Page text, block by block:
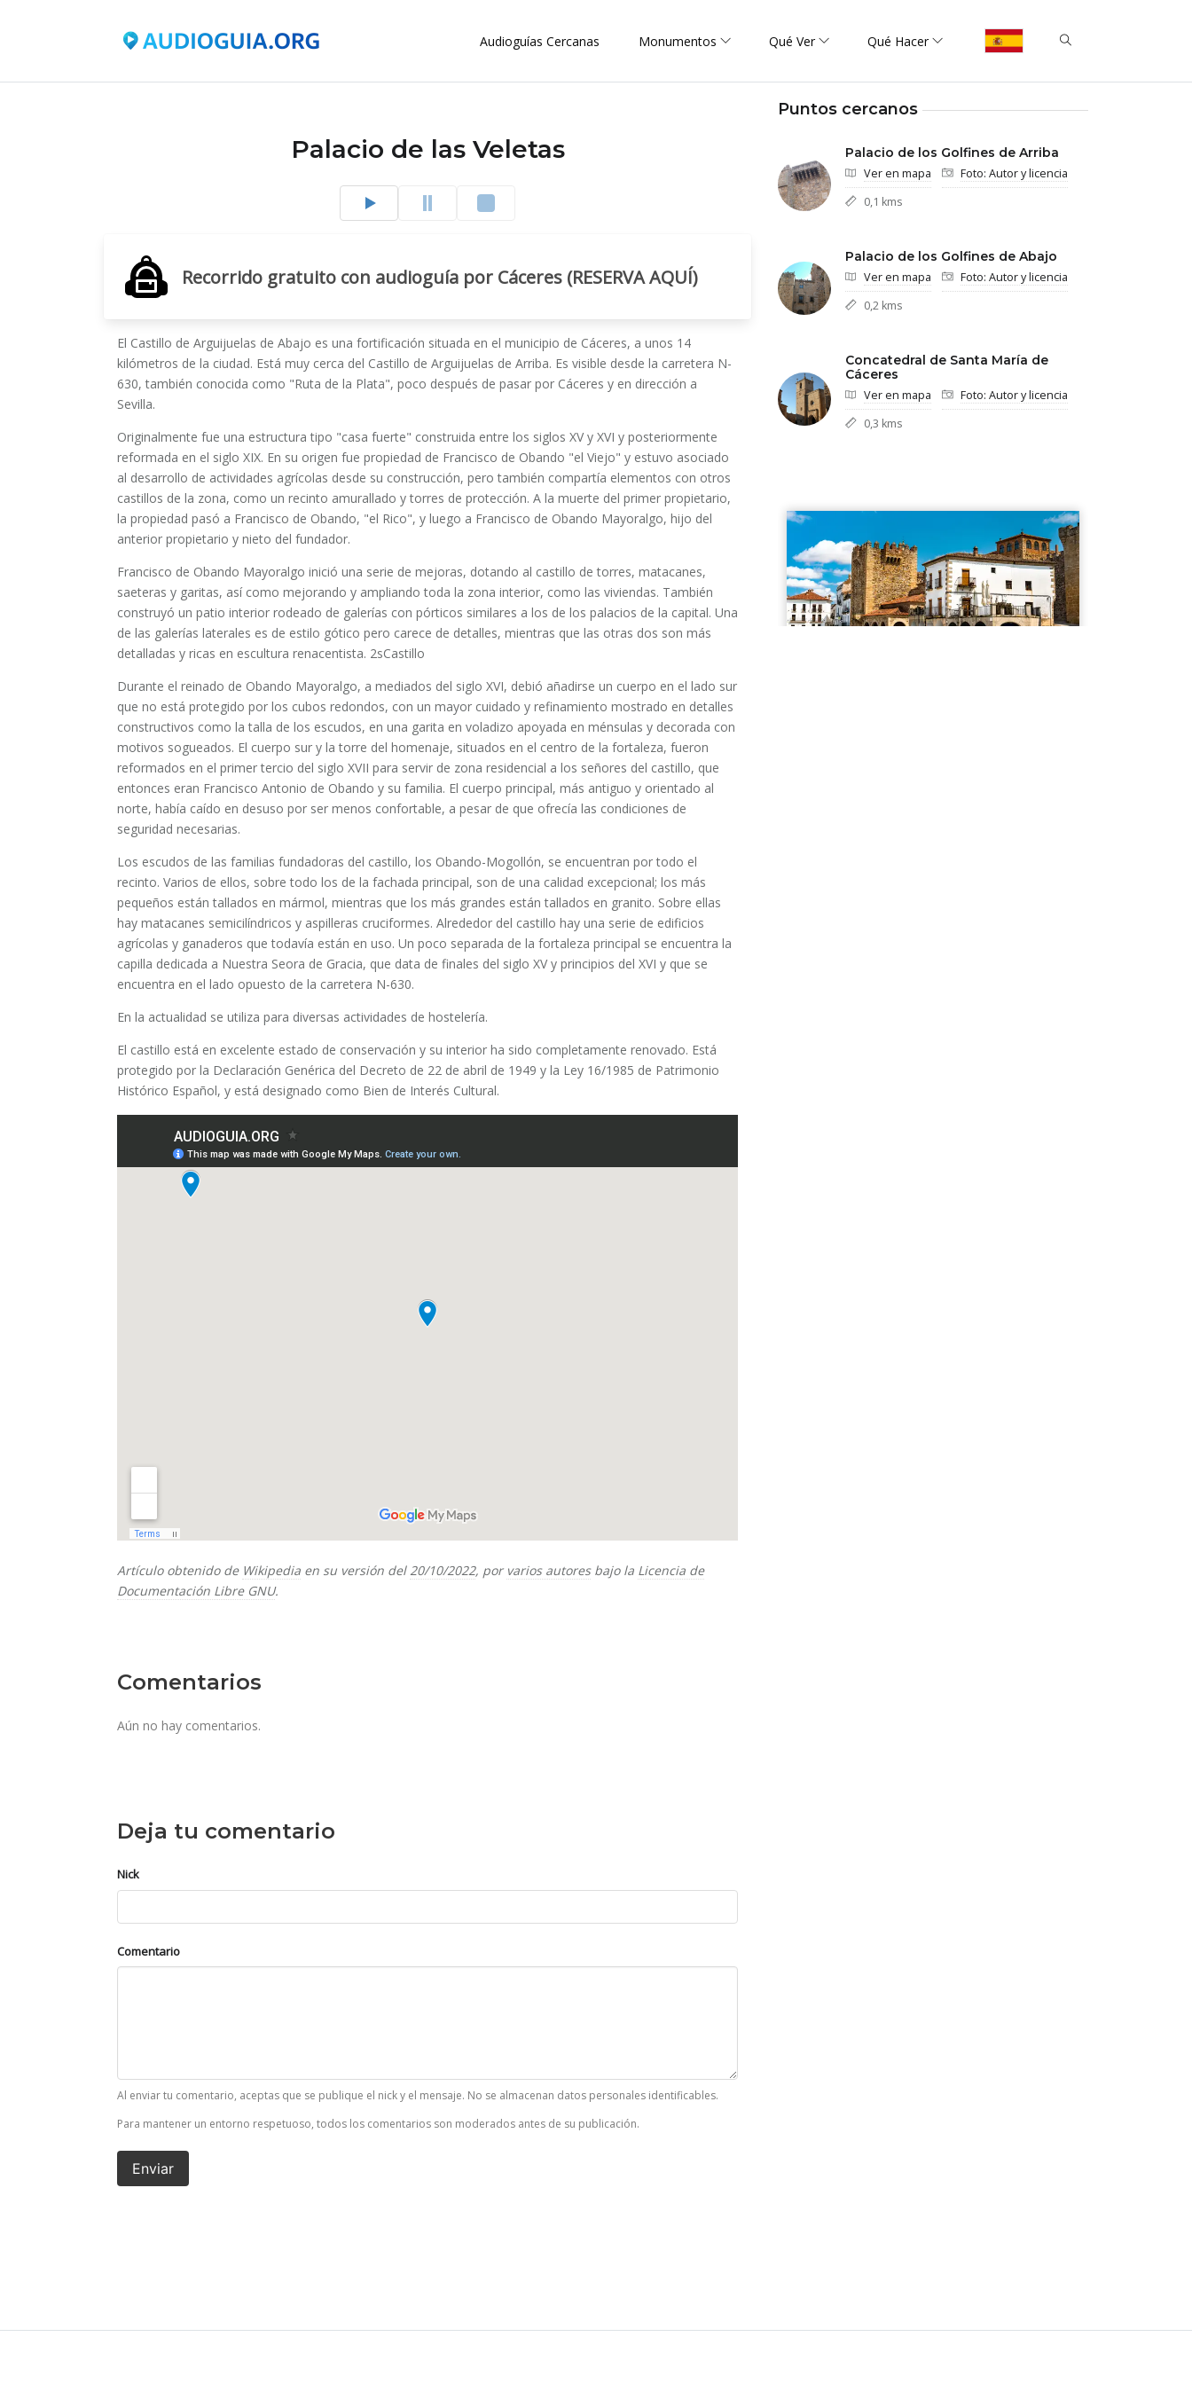
Audioguías Cercanas Monumentos Qué Ver Qué Hacer
Palacio de las Veletas
Recorrido gratuito con audioguía por Cáceres (RESERVA AQUÍ)
El Castillo de Arguijuelas de Abajo es una fortificación situada en el municipio de Cáceres, a unos 14
kilómetros de la ciudad. Está muy cerca del Castillo de Arguijuelas de Arriba. Es visible desde la carretera N-
630, también conocida como "Ruta de la Plata", poco después de pasar por Cáceres y en dirección a
Sevilla.
Originalmente fue una estructura tipo "casa fuerte" construida entre los siglos XV y XVI y posteriormente
reformada en el siglo XIX. En su origen fue propiedad de Francisco de Obando "el Viejo" y estuvo asociado
al desarrollo de actividades agrícolas desde su construcción, pero también compartía elementos con otros
castillos de la zona, como un recinto amurallado y torres de protección. A la muerte del primer propietario,
la propiedad pasó a Francisco de Obando, "el Rico", y luego a Francisco de Obando Mayoralgo, hijo del
anterior propietario y nieto del fundador.
Francisco de Obando Mayoralgo inició una serie de mejoras, dotando al castillo de torres, matacanes,
saeteras y garitas, así como mejorando y ampliando toda la zona interior, como las viviendas. También
construyó un patio interior rodeado de galerías con pórticos similares a los de los palacios de la capital. Una
de las galerías laterales es de estilo gótico pero carece de detalles, mientras que las otras dos son más
detalladas y ricas en escultura renacentista. 2sCastillo
Durante el reinado de Obando Mayoralgo, a mediados del siglo XVI, debió añadirse un cuerpo en el lado sur
que no está protegido por los cubos redondos, con un mayor cuidado y refinamiento mostrado en detalles
constructivos como la talla de los escudos, en una garita en voladizo apoyada en ménsulas y decorada con
motivos sogueados. El cuerpo sur y la torre del homenaje, situados en el centro de la fortaleza, fueron
reformados en el primer tercio del siglo XVII para servir de zona residencial a los señores del castillo, que
entonces eran Francisco Antonio de Obando y su familia. El cuerpo principal, más antiguo y orientado al
norte, había caído en desuso por ser menos confortable, a pesar de que ofrecía las condiciones de
seguridad necesarias.
Los escudos de las familias fundadoras del castillo, los Obando-Mogollón, se encuentran por todo el
recinto. Varios de ellos, sobre todo los de la fachada principal, son de una calidad excepcional; los más
pequeños están tallados en mármol, mientras que los más grandes están tallados en granito. Sobre ellas
hay matacanes semicilíndricos y aspilleras cruciformes. Alrededor del castillo hay una serie de edificios
agrícolas y ganaderos que todavía están en uso. Un poco separada de la fortaleza principal se encuentra la
capilla dedicada a Nuestra Seora de Gracia, que data de finales del siglo XV y principios del XVI y que se
encuentra en el lado opuesto de la carretera N-630.
En la actualidad se utiliza para diversas actividades de hostelería.
El castillo está en excelente estado de conservación y su interior ha sido completamente renovado. Está
protegido por la Declaración Genérica del Decreto de 22 de abril de 1949 y la Ley 16/1985 de Patrimonio
Histórico Español, y está designado como Bien de Interés Cultural.
Artículo obtenido de Wikipedia en su versión del20/10/2022, por varios autoresbajo la Licencia de
Documentación Libre GNU.
Comentarios
Aún no hay comentarios.
Deja tu comentario
Nick
Comentario
Al enviar tu comentario, aceptas que se publique el nick y el mensaje. No se almacenan datos personales identificables.
Para mantener un entorno respetuoso, todos los comentarios son moderados antes de su publicación.
Enviar
Puntos cercanos
Palacio de los Golfines de Arriba
Ver en mapa
Foto: Autor y licencia
0,1 kms
Palacio de los Golfines de Abajo
Ver en mapa
Foto: Autor y licencia
0,2 kms
Concatedral de Santa María de
Cáceres
Ver en mapa
Foto: Autor y licencia
0,3 kms